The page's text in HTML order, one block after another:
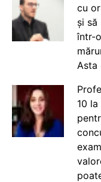
cu
și să
într-
Asta
10